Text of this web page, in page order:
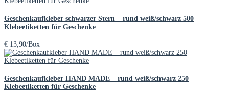
Geschenkaufkleber schwarzer Stern – rund weiß/schwarz 500
Klebeetiketten für Geschenke
€ 13,90/Box
Geschenkaufkleber HAND MADE – rund weiß/schwarz 250
Klebeetiketten für Geschenke